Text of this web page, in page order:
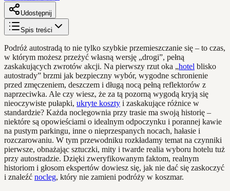
Udostępnij
Spis treści
Podróż autostradą to nie tylko szybkie przemieszczanie się – to czas,
w którym możesz przeżyć własną wersję „drogi”, pełną
zaskakujących zwrotów akcji. Na pierwszy rzut oka „hotel blisko
autostrady” brzmi jak bezpieczny wybór, wygodne schronienie
przed zmęczeniem, deszczem i długą nocą pełną reflektorów z
naprzeciwka. Ale czy wiesz, że za tą pozorną wygodą kryją się
nieoczywiste pułapki, ukryte koszty i zaskakujące różnice w
standardzie? Każda noclegownia przy trasie ma swoją historię –
niektóre są opowieściami o idealnym odpoczynku i porannej kawie
na pustym parkingu, inne o nieprzespanych nocach, hałasie i
rozczarowaniu. W tym przewodniku rozkładamy temat na czynniki
pierwsze, obnażając sztuczki, mity i twarde realia wyboru hotelu tuż
przy autostradzie. Dzięki zweryfikowanym faktom, realnym
historiom i głosom ekspertów dowiesz się, jak nie dać się zaskoczyć
i znaleźć nocleg, który nie zamieni podróży w koszmar.